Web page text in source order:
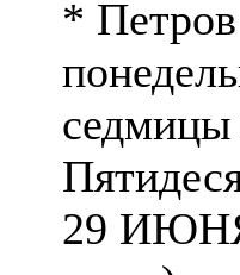
*
седмицы
29